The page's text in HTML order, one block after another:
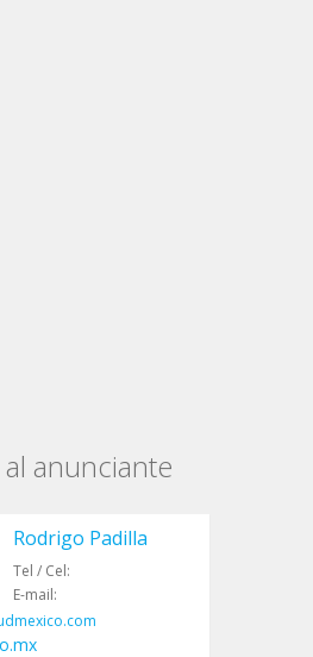
anunciante
Rodrigo Padilla
Tel / Cel:
E-mail: